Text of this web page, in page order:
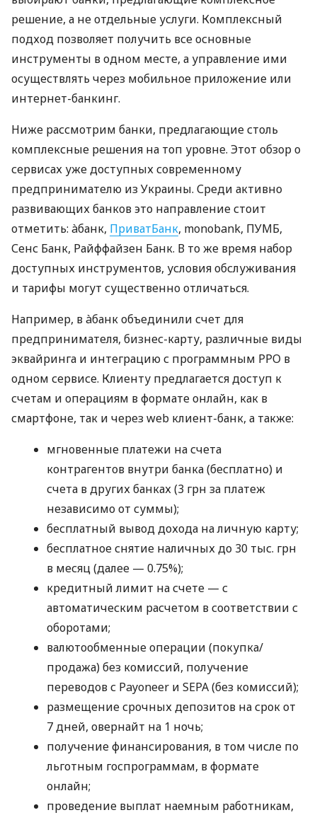
решение, а не отдельные услуги. Комплексный
подход позволяет получить все основные
инструменты в одном месте, а управление ими
осуществлять через мобильное приложение или
интернет-банкинг.
Ниже рассмотрим банки, предлагающие столь
комплексные решения на топ уровне. Этот обзор о
сервисах уже доступных современному
предпринимателю из Украины. Среди активно
развивающих банков это направление стоит
отметить: àбанк, ПриватБанк, monobank, ПУМБ,
Сенс Банк, Райффайзен Банк. В то же время набор
доступных инструментов, условия обслуживания
и тарифы могут существенно отличаться.
Например, в àбанк объединили счет для
предпринимателя, бизнес-карту, различные виды
эквайринга и интеграцию с программным РРО в
одном сервисе. Клиенту предлагается доступ к
счетам и операциям в формате онлайн, как в
смартфоне, так и через web клиент-банк, а также:
мгновенные платежи на счета
контрагентов внутри банка (бесплатно) и
счета в других банках (3 грн за платеж
независимо от суммы);
бесплатный вывод дохода на личную карту;
бесплатное снятие наличных до 30 тыс. грн
в месяц (далее — 0.75%);
кредитный лимит на счете — с
автоматическим расчетом в соответствии с
оборотами;
валютообменные операции (покупка/
продажа) без комиссий, получение
переводов с Payoneer и SEPA (без комиссий);
размещение срочных депозитов на срок от
7 дней, овернайт на 1 ночь;
получение финансирования, в том числе по
льготным госпрограммам, в формате
онлайн;
проведение выплат наемным работникам,